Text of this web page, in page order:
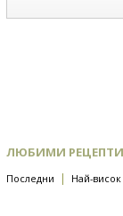
ЛЮБИМИ РЕЦЕПТИ
Последни | Най-